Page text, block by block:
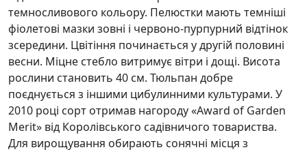
темносливового кольору. Пелюстки мають темніші
фіолетові мазки зовні і червоно-пурпурний відтінок
зсередини. Цвітіння починається у другій половині
весни. Міцне стебло витримує вітри і дощі. Висота
рослини становить 40 см. Тюльпан добре
поєднується з іншими цибулинними культурами. У
2010 році сорт отримав нагороду «Award of Garden
Merit» від Королівського садівничого товариства.
Для вирощування обирають сонячні місця з